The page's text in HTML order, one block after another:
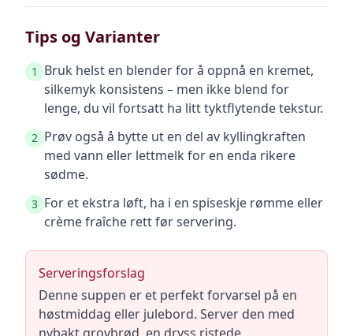
Tips og Varianter
1
Bruk helst en blender for å oppnå en kremet,
silkemyk konsistens – men ikke blend for
lenge, du vil fortsatt ha litt tyktflytende tekstur.
2 Prøv også å bytte ut en del av kyllingkraften
med vann eller lettmelk for en enda rikere
sødme.
3 For et ekstra løft, ha i en spiseskje rømme eller
crème fraîche rett før servering.
Serveringsforslag
Denne suppen er et perfekt forvarsel på en
høstmiddag eller julebord. Server den med